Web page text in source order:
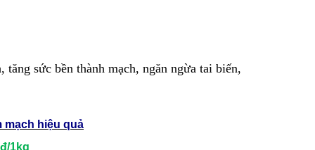
sức bền thành mạch, ngăn ngừa tai biến,
mạch hiệu quả
1kg